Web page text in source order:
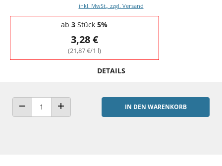
inkl. MwSt., zzgl. Versand
Staffelpreise - Mengenrabatt
ab 3 Stück 5%
3,28 €
(21,87 €/1 l)
DETAILS
ANZAHL VERRINGERNANZAHL ERHÖHEN
IN DEN WARENKORB